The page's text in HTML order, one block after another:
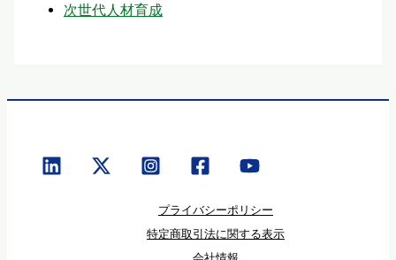
次世代人材育成
プライバシーポリシー
特定商取引法に関する表示